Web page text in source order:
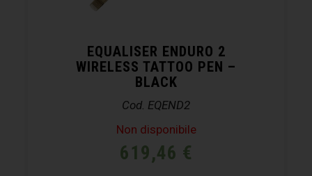
EQUALISER ENDURO 2
WIRELESS TATTOO PEN –
BLACK
Cod. EQEND2
Non disponibile
619,46 €